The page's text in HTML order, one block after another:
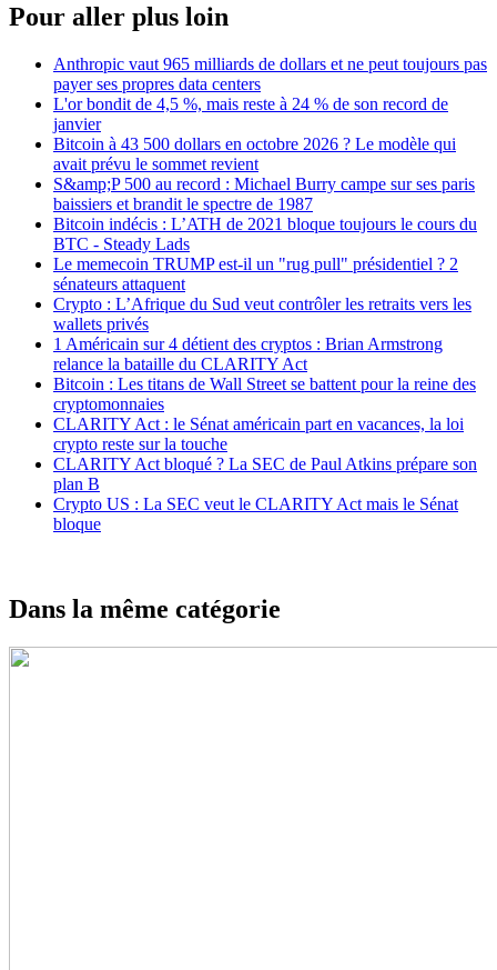
Pour aller plus loin
Anthropic vaut 965 milliards de dollars et ne peut toujours pas
payer ses propres data centers
L'or bondit de 4,5 %, mais reste à 24 % de son record de
janvier
Bitcoin à 43 500 dollars en octobre 2026 ? Le modèle qui
avait prévu le sommet revient
S&amp;P 500 au record : Michael Burry campe sur ses paris
baissiers et brandit le spectre de 1987
Bitcoin indécis : L’ATH de 2021 bloque toujours le cours du
BTC - Steady Lads
Le memecoin TRUMP est-il un "rug pull" présidentiel ? 2
sénateurs attaquent
Crypto : L’Afrique du Sud veut contrôler les retraits vers les
wallets privés
1 Américain sur 4 détient des cryptos : Brian Armstrong
relance la bataille du CLARITY Act
Bitcoin : Les titans de Wall Street se battent pour la reine des
cryptomonnaies
CLARITY Act : le Sénat américain part en vacances, la loi
crypto reste sur la touche
CLARITY Act bloqué ? La SEC de Paul Atkins prépare son
plan B
Crypto US : La SEC veut le CLARITY Act mais le Sénat
bloque
Dans la même catégorie